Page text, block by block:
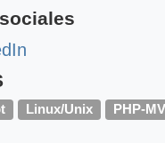
Linux/Unix PHP-